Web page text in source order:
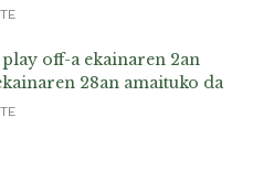
off-a ekainaren 2an
28an amaituko da